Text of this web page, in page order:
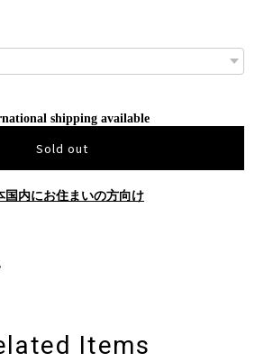
shipping available
Sold out
国内にお住まいの方向け
Items